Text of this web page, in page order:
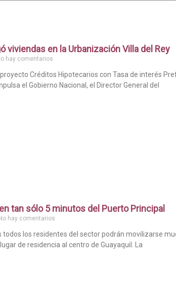
viviendas en la Urbanización Villa del Rey
hay comentarios
Créditos Hipotecarios con Tasa de interés
el Gobierno Nacional, el Director General del
tan sólo 5 minutos del Puerto Principal
No hay comentarios
todos los residentes del sector podrán movilizarse
de residencia al centro de Guayaquil. La